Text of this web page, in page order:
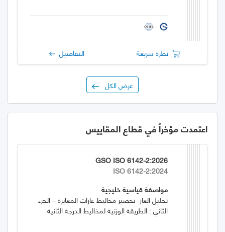
نظرة سريعة التفاصيل
عرض الكل
اعتمدت مؤخراً في قطاع المقاييس
GSO ISO 6142-2:2026
ISO 6142-2:2024
مواصفة قياسية خليجية
تحليل الغاز- تحضير مخاليط غازات المعايرة – الجزء
الثاني : الطريقة الوزنية لمخاليط الدرجة الثانية